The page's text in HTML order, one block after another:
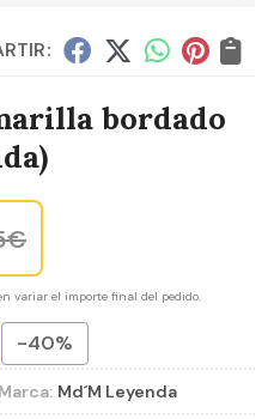
bordado
€
variar el importe final del pedido.
-40%
Marca: Md´M Leyenda